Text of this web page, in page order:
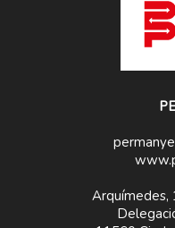
Arquímedes,